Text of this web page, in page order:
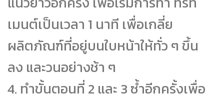
เมนต์เป็นเวลา 1 นาที เพื่อเกลี่ย
ผลิตภัณฑ์ที่อยู่บนใบหน้าให้ทั่ว ๆ ขึ้น
ลง และวนอย่างช้า ๆ
4. ทำขั้นตอนที่ 2 และ 3 ซ้ำอีกครั้งเพื่อ